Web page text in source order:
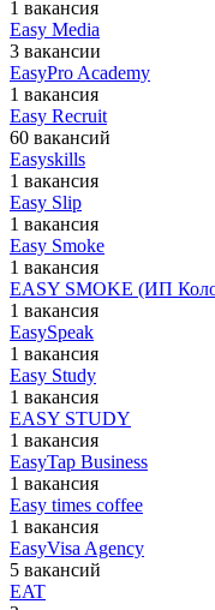
1 вакансия
Easy Media
3 вакансии
EasyPro Academy
1 вакансия
Easy Recruit
60 вакансий
Easyskills
1 вакансия
Easy Slip
1 вакансия
Easy Smoke
1 вакансия
EASY SMOKE (ИП
1 вакансия
EasySpeak
1 вакансия
Easy Study
1 вакансия
EASY STUDY
1 вакансия
EasyTap Business
1 вакансия
Easy times coffee
1 вакансия
EasyVisa Agency
5 вакансий
EAT